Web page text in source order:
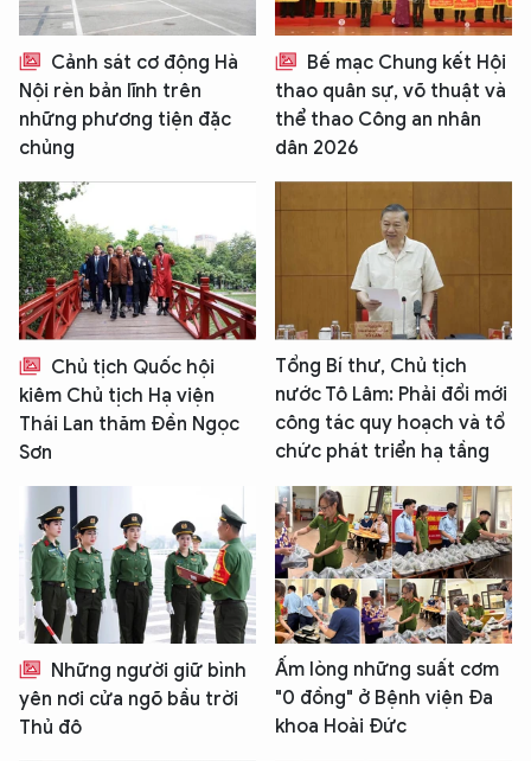
Cảnh sát cơ động Hà
Nội rèn bản lĩnh trên
những phương tiện đặc
chủng
Bế mạc Chung kết Hội
thao quân sự, võ thuật và
thể thao Công an nhân
dân 2026
Chủ tịch Quốc hội
kiêm Chủ tịch Hạ viện
Thái Lan thăm Đền Ngọc
Sơn
Tổng Bí thư, Chủ tịch
nước Tô Lâm: Phải đổi mới
công tác quy hoạch và tổ
chức phát triển hạ tầng
Những người giữ bình
yên nơi cửa ngõ bầu trời
Thủ đô
Ấm lòng những suất cơm
"0 đồng" ở Bệnh viện Đa
khoa Hoài Đức